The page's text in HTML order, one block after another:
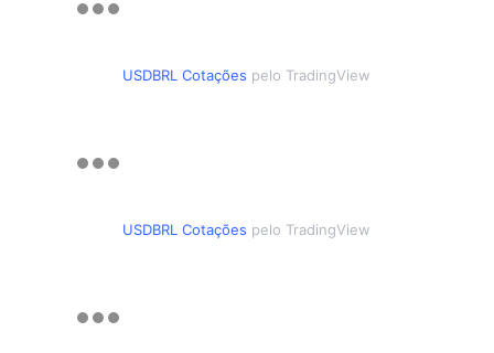
USDBRL Cotações pelo TradingView
USDBRL Cotações pelo TradingView